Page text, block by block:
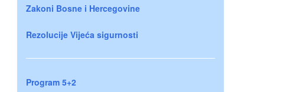
Zakoni Bosne i Hercegovine
Rezolucije Vijeća sigurnosti
Program 5+2